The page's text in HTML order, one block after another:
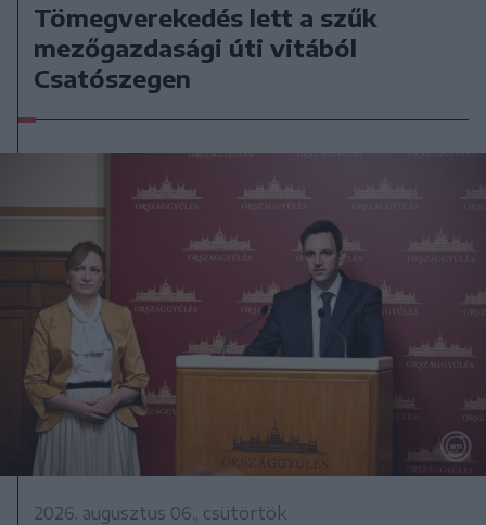
Tömegverekedés lett a szűk
mezőgazdasági úti vitából
Csatószegen
2026. augusztus 06., csütörtök